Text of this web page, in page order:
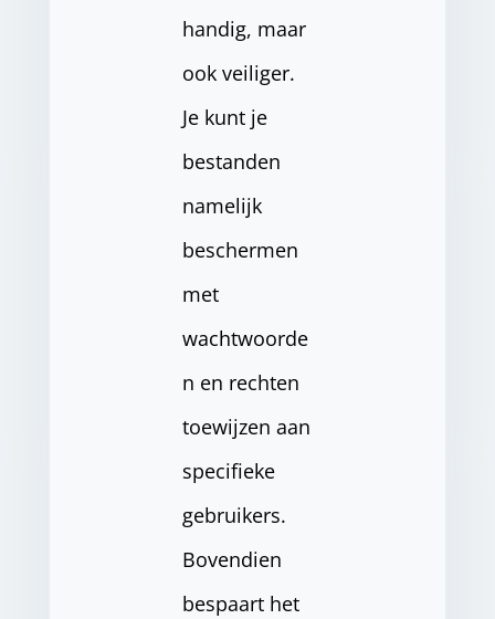
handig, maar
ook veiliger.
Je kunt je
bestanden
namelijk
beschermen
met
wachtwoorde
n en rechten
toewijzen aan
specifieke
gebruikers.
Bovendien
bespaart het